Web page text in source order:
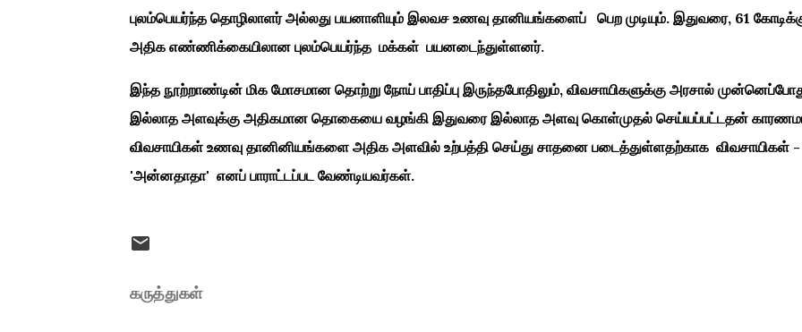
புலம்பெயர்ந்த தொழிலாளர் அல்லது பயனாளியும் இலவச உணவு தானியங்களைப் பெற முடியும். இதுவரை, 61
அதிக எண்ணிக்கையிலான புலம்பெயர்ந்த மக்கள் பயனடைந்துள்ளனர்.
இந்த நூற்றாண்டின் மிக மோசமான தொற்று நோய் பாதிப்பு இருந்தபோதிலும், விவசாயிகளுக்கு அரசால்
இல்லாத அளவுக்கு அதிகமான தொகையை வழங்கி இதுவரை இல்லாத அளவு கொள்முதல் செய்யப்பட்டதன்
விவசாயிகள் உணவு தானினியங்களை அதிக அளவில் உற்பத்தி செய்து சாதனை படைத்துள்ளதற்காக விவசாயிகள் -
'அன்னதாதா' எனப் பாராட்டப்பட வேண்டியவர்கள்.
கருத்துகள்